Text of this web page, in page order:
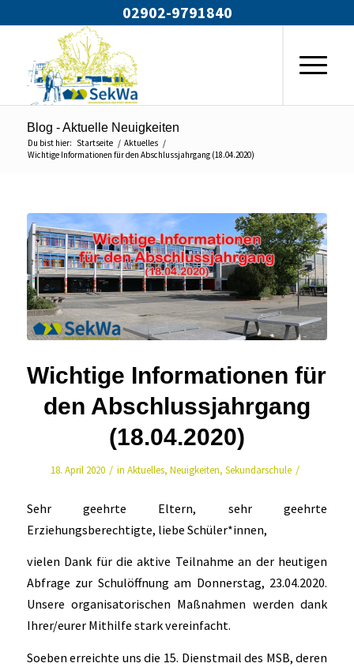
02902-9791840
Blog - Aktuelle Neuigkeiten
Du bist hier: Startseite / Aktuelles /
Wichtige Informationen für den Abschlussjahrgang (18.04.2020)
Wichtige Informationen für
den Abschlussjahrgang
(18.04.2020)
18. April 2020 / in Aktuelles, Neuigkeiten, Sekundarschule /
Sehr geehrte Eltern, sehr geehrte
Erziehungsberechtigte, liebe Schüler*innen,
vielen Dank für die aktive Teilnahme an der heutigen
Abfrage zur Schulöffnung am Donnerstag, 23.04.2020.
Unsere organisatorischen Maßnahmen werden dank
Ihrer/eurer Mithilfe stark vereinfacht.
Soeben erreichte uns die 15. Dienstmail des MSB, deren